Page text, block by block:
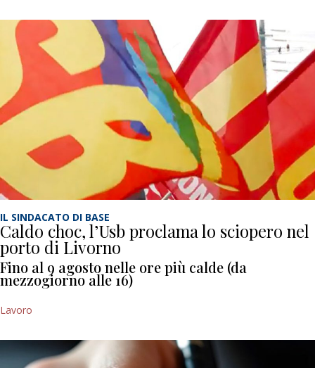
IL SINDACATO DI BASE
Caldo choc, l’Usb proclama lo sciopero nel
porto di Livorno
Fino al 9 agosto nelle ore più calde (da
mezzogiorno alle 16)
Lavoro